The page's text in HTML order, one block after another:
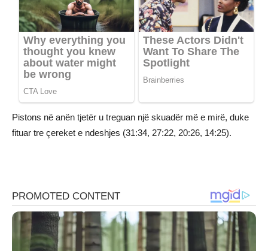
Pistons në anën tjetër u treguan një skuadër më e mirë, duke
fituar tre çereket e ndeshjes (31:34, 27:22, 20:26, 14:25).